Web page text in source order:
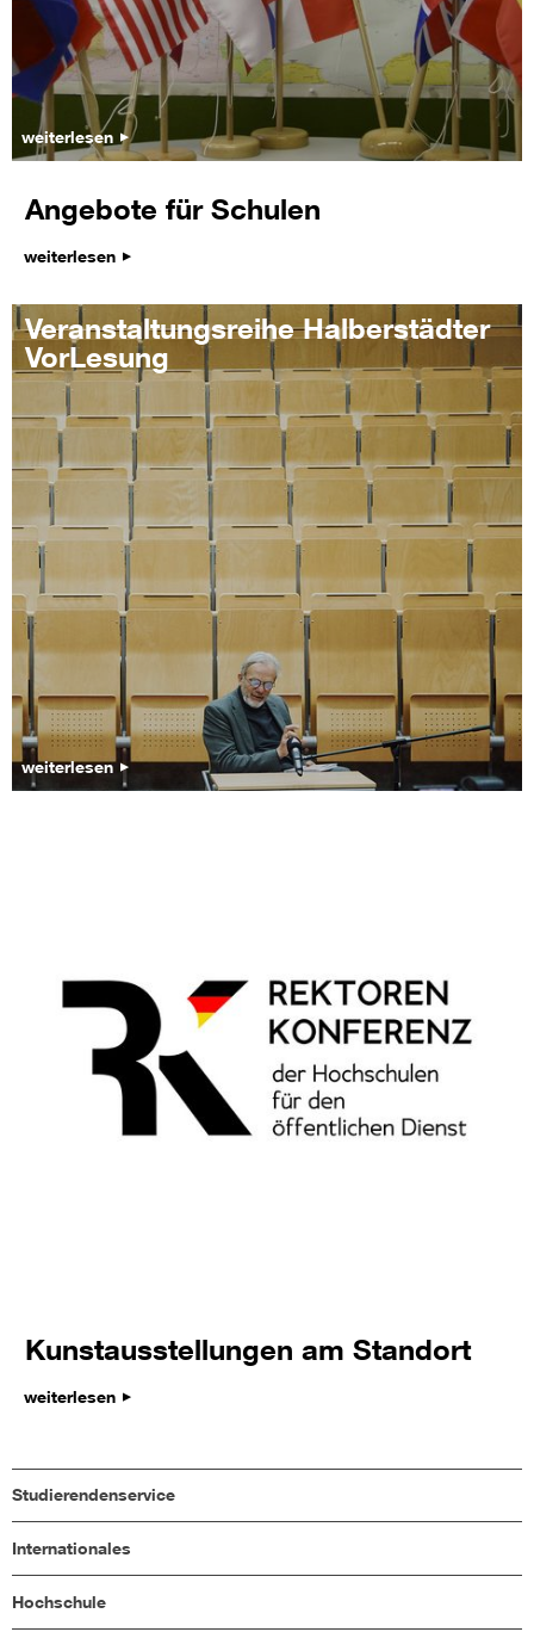
weiterlesen
Angebote für Schulen
weiterlesen
Veranstaltungsreihe Halberstädter
VorLesung
weiterlesen
Kunstausstellungen am Standort
weiterlesen
Studierendenservice
Internationales
Hochschule